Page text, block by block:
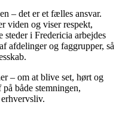
– det er et fælles ansvar.
viden og viser respekt,
i Fredericia arbejdes
afdelinger og faggrupper, så
– om at blive set, hørt og
både stemningen,